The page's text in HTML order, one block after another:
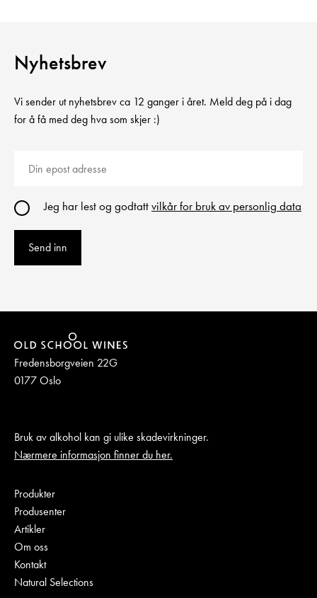
Nyhetsbrev
Vi sender ut nyhetsbrev ca 12 ganger i året. Meld deg på i dag
for å få med deg hva som skjer :)
Jeg har lest og godtattvilkår for bruk av personlig data
Send inn
Fredensborgveien 22G
0177 Oslo
Bruk av alkohol kan gi ulike skadevirkninger.
Nærmere informasjon finner du her.
Produkter
Produsenter
Artikler
Om oss
Kontakt
Natural Selections